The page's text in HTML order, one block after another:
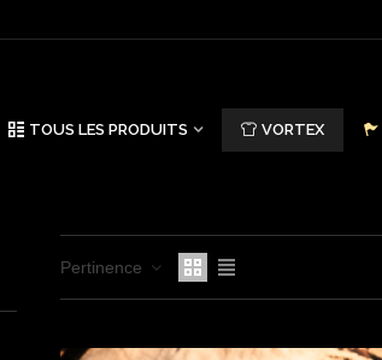
TOUS LES PRODUITS VORTEX
Pertinence